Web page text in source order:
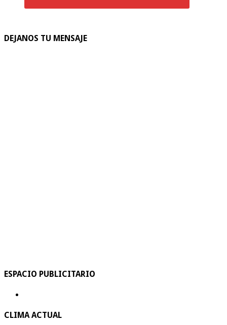
DEJANOS TU MENSAJE
ESPACIO PUBLICITARIO
CLIMA ACTUAL